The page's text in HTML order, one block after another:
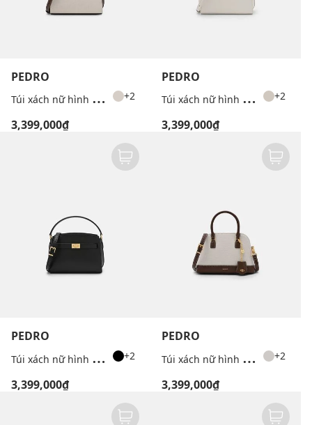
PEDRO
T
úi xách nữ hình vuông Belted Leather +2
3,399,000₫
PEDRO
T
úi xách nữ hình vuông Belted Leather +2
3,399,000₫
PEDRO
T
úi xách nữ hình vuông Belted Leather +2
3,399,000₫
PEDRO
T
úi xách nữ hình thang Lucia +2
3,399,000₫